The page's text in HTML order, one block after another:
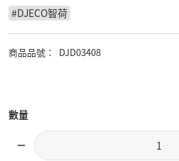
#DJECO智荷
商品品號 ： DJD03408
數量